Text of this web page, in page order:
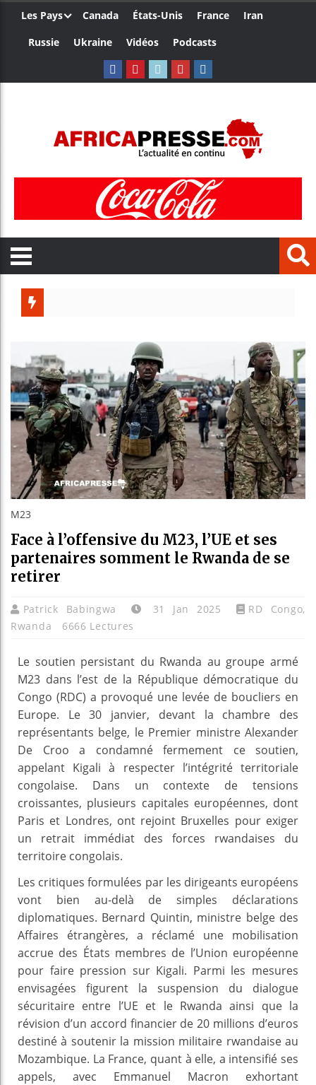
Les Pays Canada États-Unis France
Iran
Russie
Ukraine Vidéos Podcasts
Côte
Tunisie :
Ceuta :
M23
Face à l’offensive du M23, l’UE et ses
partenaires somment le Rwanda de se
retirer
Patrick Babingwa 31 Jan 2025 RD Congo,
Rwanda
6666 Lectures
Le soutien persistant du Rwanda au groupe armé
M23 dans l’est de la République démocratique du
Congo (RDC) a provoqué une levée de boucliers en
Europe. Le 30 janvier, devant la chambre des
représentants belge, le Premier ministre Alexander
De Croo a condamné fermement ce soutien,
appelant Kigali à respecter l’intégrité territoriale
congolaise. Dans un contexte de tensions
croissantes, plusieurs capitales européennes, dont
Paris et Londres, ont rejoint Bruxelles pour exiger
un retrait immédiat des forces rwandaises du
territoire congolais.
Les critiques formulées par les dirigeants européens
vont bien au-delà de simples déclarations
diplomatiques. Bernard Quintin, ministre belge des
Affaires étrangères, a réclamé une mobilisation
accrue des États membres de l’Union européenne
pour faire pression sur Kigali. Parmi les mesures
envisagées figurent la suspension du dialogue
sécuritaire entre l’UE et le Rwanda ainsi que la
révision d’un accord financier de 20 millions d’euros
destiné à soutenir la mission militaire rwandaise au
Mozambique. La France, quant à elle, a intensifié ses
appels, avec Emmanuel Macron exhortant